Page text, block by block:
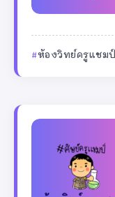
ห้องวิทย์ครูแชมป์